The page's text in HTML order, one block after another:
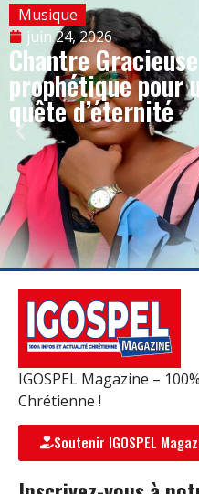
Musique
juin 24, 2026
Chantre
prophétique pour
quête d’éternité
IGOSPEL Magazine –
Chrétienne !
Soutenir IGOSPEL